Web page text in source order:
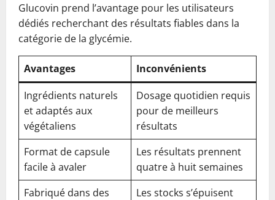
Glucovin prend l’avantage pour les utilisateurs
dédiés recherchant des résultats fiables dans la
catégorie de la glycémie.
Avantages
Inconvénients
Ingrédients naturels
et adaptés aux
végétaliens
Dosage quotidien requis
pour de meilleurs
résultats
Format de capsule
facile à avaler
Les résultats prennent
quatre à huit semaines
Fabriqué dans des
Les stocks s’épuisent